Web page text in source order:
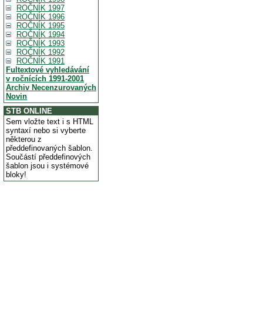
ROČNÍK 1997
ROČNÍK 1996
ROČNÍK 1995
ROČNÍK 1994
ROČNÍK 1993
ROČNÍK 1992
ROČNÍK 1991
Fultextové vyhledávání
v ročnících 1991-2001
Archiv Necenzurovaných
Novin
STB ONLINE
Sem vložte text i s HTML
syntaxí nebo si vyberte
některou z
předdefinovaných šablon.
Součástí předdefinových
šablon jsou i systémové
bloky!